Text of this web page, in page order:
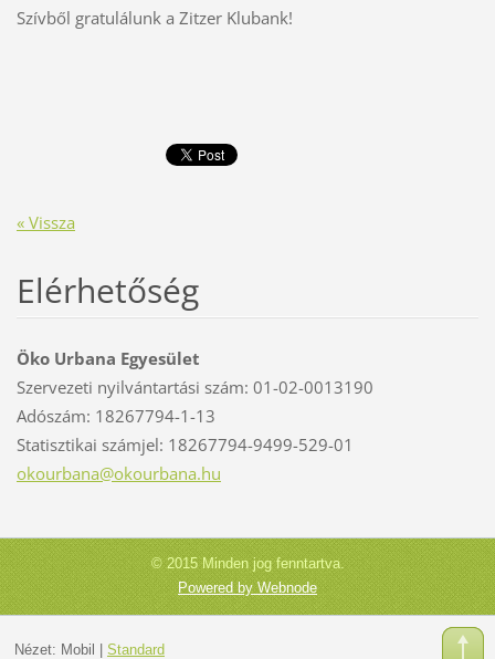
Szívből gratulálunk a Zitzer Klubank!
« Vissza
Elérhetőség
Öko Urbana Egyesület
Szervezeti nyilvántartási szám: 01-02-0013190
Adószám: 18267794-1-13
Statisztikai számjel: 18267794-9499-529-01
okourbana@okourbana.hu
© 2015 Minden jog fenntartva.
Powered by Webnode
Nézet: Mobil Standard